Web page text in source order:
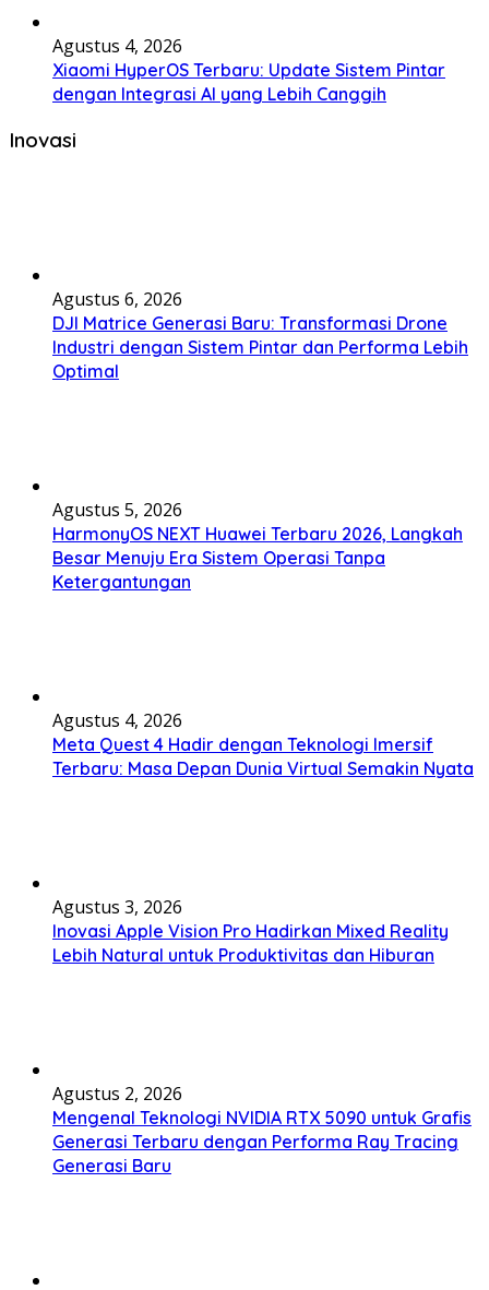
Agustus 4, 2026
Xiaomi HyperOS Terbaru: Update Sistem Pintar
dengan Integrasi AI yang Lebih Canggih
Inovasi
Agustus 6, 2026
DJI Matrice Generasi Baru: Transformasi Drone
Industri dengan Sistem Pintar dan Performa Lebih
Optimal
Agustus 5, 2026
HarmonyOS NEXT Huawei Terbaru 2026, Langkah
Besar Menuju Era Sistem Operasi Tanpa
Ketergantungan
Agustus 4, 2026
Meta Quest 4 Hadir dengan Teknologi Imersif
Terbaru: Masa Depan Dunia Virtual Semakin Nyata
Agustus 3, 2026
Inovasi Apple Vision Pro Hadirkan Mixed Reality
Lebih Natural untuk Produktivitas dan Hiburan
Agustus 2, 2026
Mengenal Teknologi NVIDIA RTX 5090 untuk Grafis
Generasi Terbaru dengan Performa Ray Tracing
Generasi Baru